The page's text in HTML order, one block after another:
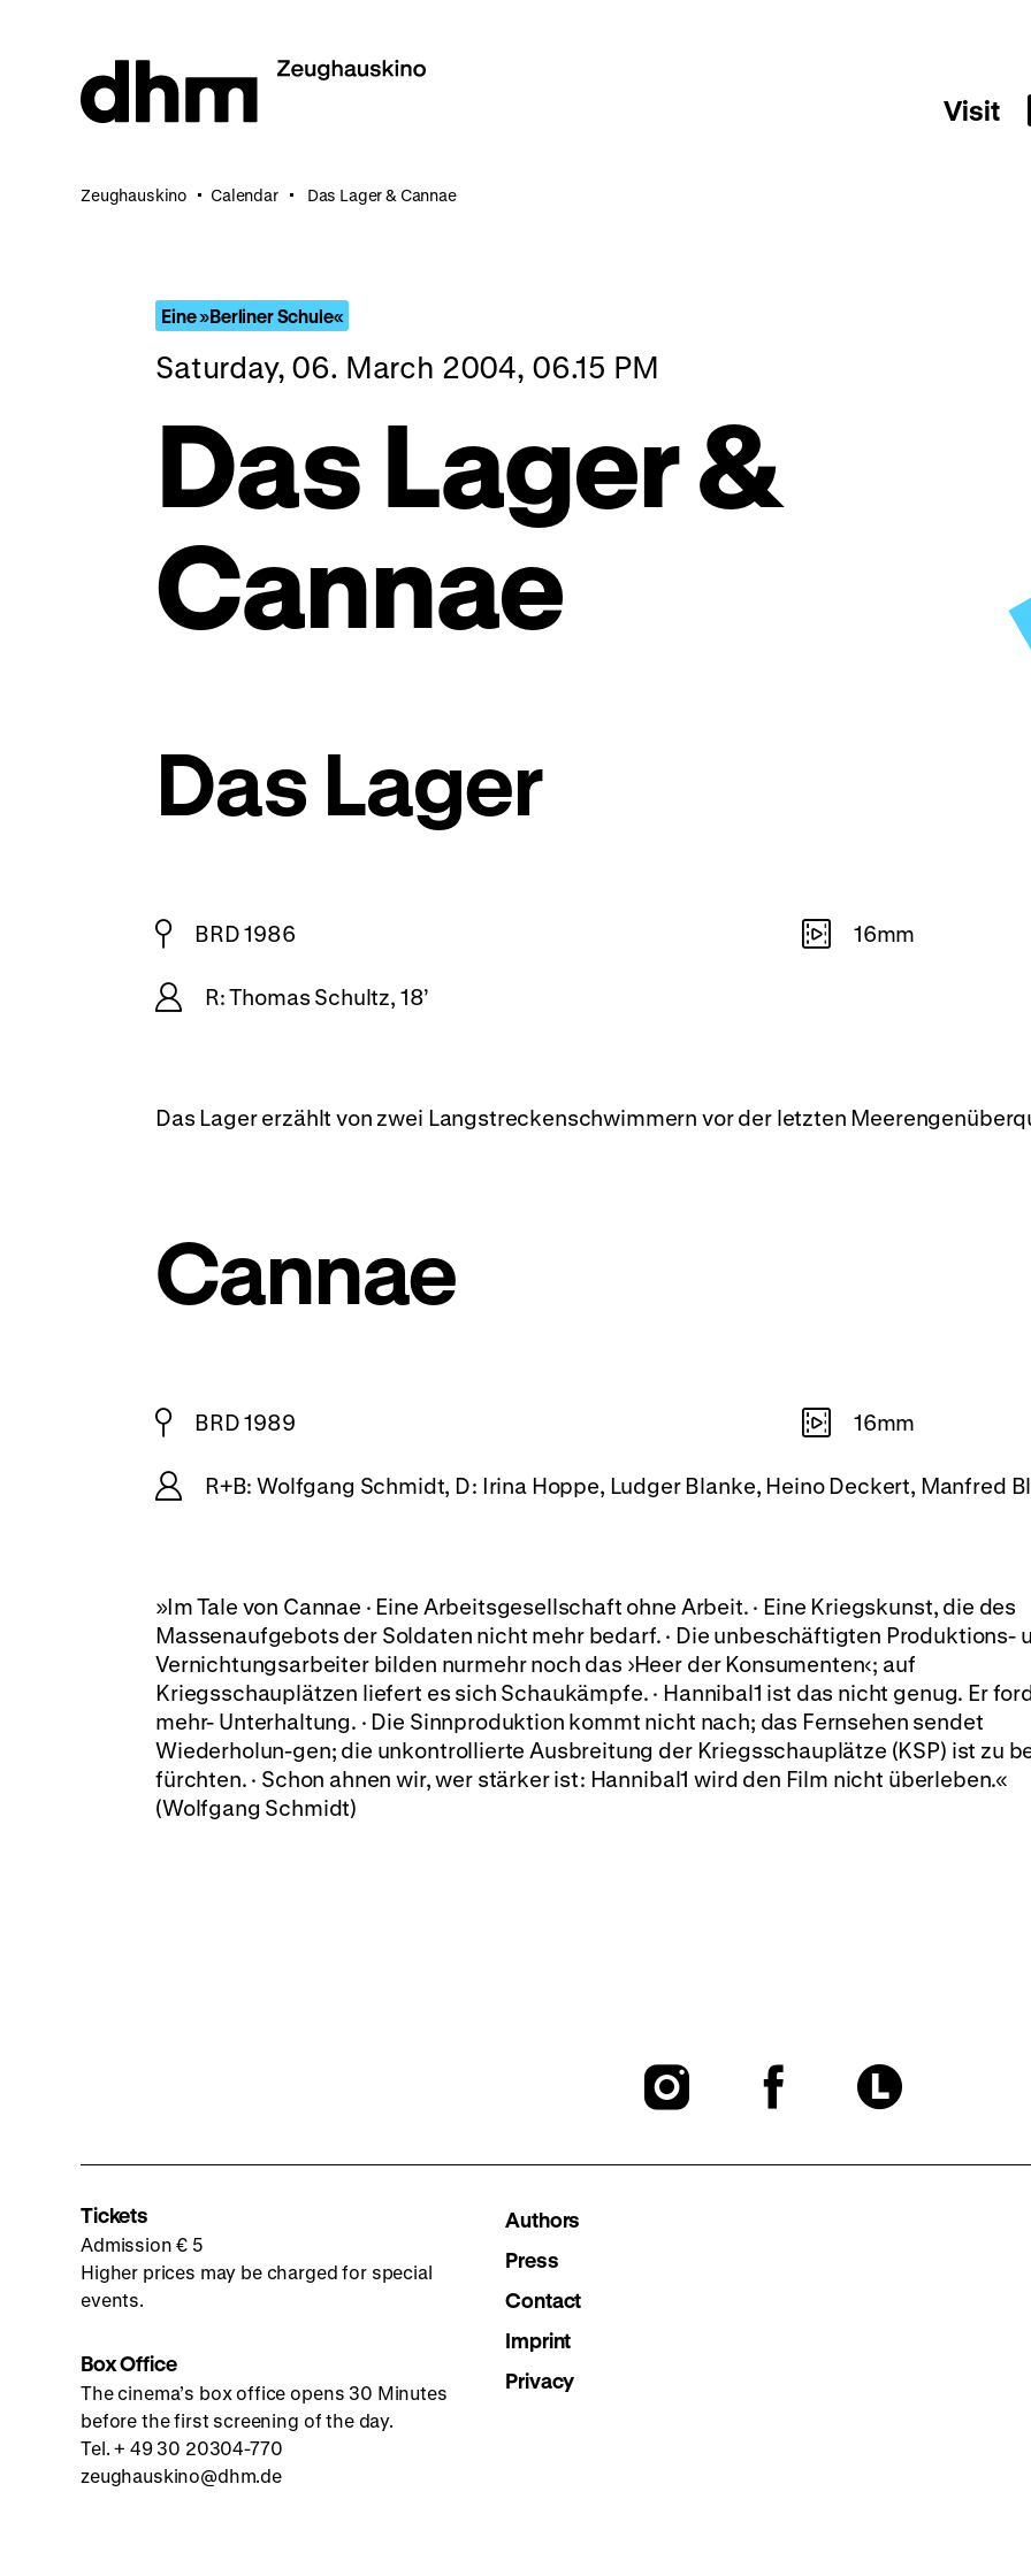
Visit
Zeughauskino Calendar Das Lager & Cannae
Eine »Berliner Schule«
Saturday, 06. March 2004, 06.15 PM
Das Lager &
Cannae
Das Lager
BRD 1986 16mm
R: Thomas Schultz, 18’
Das Lager erzählt von zwei Langstreckenschwimmern vor der letzten
Cannae
BRD 1989 16mm
R+B: Wolfgang Schmidt, D: Irina Hoppe, Ludger Blanke, Heino Deckert, Manfred
»Im Tale von Cannae · Eine Arbeitsgesellschaft ohne Arbeit. · Eine Kriegskunst, die des
Massenaufgebots der Soldaten nicht mehr bedarf. · Die unbeschäftigten Produktions-
Vernichtungsarbeiter bilden nurmehr noch das ›Heer der Konsumenten‹; auf
Kriegsschauplätzen liefert es sich Schaukämpfe. · Hannibal1 ist das nicht genug. Er
mehr- Unterhaltung. · Die Sinnproduktion kommt nicht nach; das Fernsehen sendet
Wiederholun-gen; die unkontrollierte Ausbreitung der Kriegsschauplätze (KSP) ist zu
fürchten. · Schon ahnen wir, wer stärker ist: Hannibal1 wird den Film nicht überleben.«
(Wolfgang Schmidt)
To
To
To
Tickets
Admission € 5
Higher prices may be charged for special
events.
Box Office
The cinema’s box office opens 30 Minutes
before the first screening of the day.
Tel. + 49 30 20304-770
zeughauskino@dhm.de
Authors
Press
Contact
Imprint
Privacy